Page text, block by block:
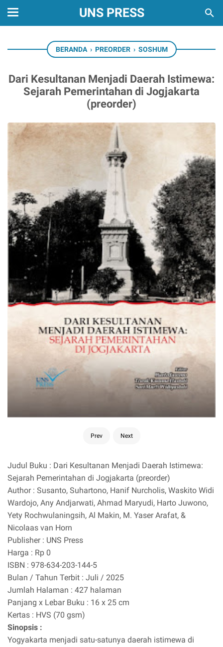
UNS PRESS
BERANDA › PREORDER › SOSHUM
Dari Kesultanan Menjadi Daerah Istimewa:
Sejarah Pemerintahan di Jogjakarta
(preorder)
Prev Next
Judul Buku : Dari Kesultanan Menjadi Daerah Istimewa:
Sejarah Pemerintahan di Jogjakarta (preorder)
Author : Susanto, Suhartono, Hanif Nurcholis, Waskito Widi
Wardojo, Any Andjarwati, Ahmad Maryudi, Harto Juwono,
Yety Rochwulaningsih, Al Makin, M. Yaser Arafat, &
Nicolaas van Horn
Publisher : UNS Press
Harga : Rp 0
ISBN : 978-634-203-144-5
Bulan / Tahun Terbit : Juli / 2025
Jumlah Halaman : 427 halaman
Panjang x Lebar Buku : 16 x 25 cm
Kertas : HVS (70 gsm)
Sinopsis :
Yogyakarta menjadi satu-satunya daerah istimewa di